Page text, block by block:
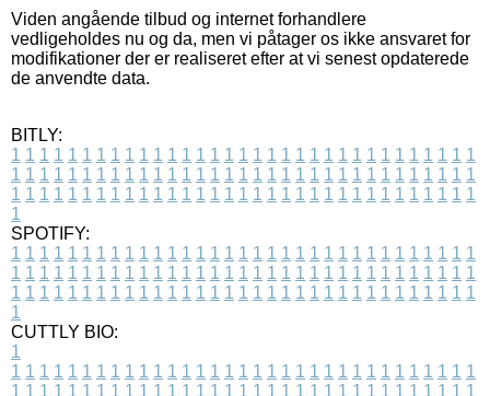
Viden angående tilbud og internet forhandlere
vedligeholdes nu og da, men vi påtager os ikke ansvaret for
modifikationer der er realiseret efter at vi senest opdaterede
de anvendte data.
BITLY:
1 1 1 1 1 1 1 1 1 1 1 1 1 1 1 1 1 1 1 1 1 1 1 1 1 1 1 1 1 1 1 1 1
1 1 1 1 1 1 1 1 1 1 1 1 1 1 1 1 1 1 1 1 1 1 1 1 1 1 1 1 1 1 1 1 1
1 1 1 1 1 1 1 1 1 1 1 1 1 1 1 1 1 1 1 1 1 1 1 1 1 1 1 1 1 1 1 1 1
1
SPOTIFY:
1 1 1 1 1 1 1 1 1 1 1 1 1 1 1 1 1 1 1 1 1 1 1 1 1 1 1 1 1 1 1 1 1
1 1 1 1 1 1 1 1 1 1 1 1 1 1 1 1 1 1 1 1 1 1 1 1 1 1 1 1 1 1 1 1 1
1 1 1 1 1 1 1 1 1 1 1 1 1 1 1 1 1 1 1 1 1 1 1 1 1 1 1 1 1 1 1 1 1
1
CUTTLY BIO:
1
1 1 1 1 1 1 1 1 1 1 1 1 1 1 1 1 1 1 1 1 1 1 1 1 1 1 1 1 1 1 1 1 1
1 1 1 1 1 1 1 1 1 1 1 1 1 1 1 1 1 1 1 1 1 1 1 1 1 1 1 1 1 1 1 1 1